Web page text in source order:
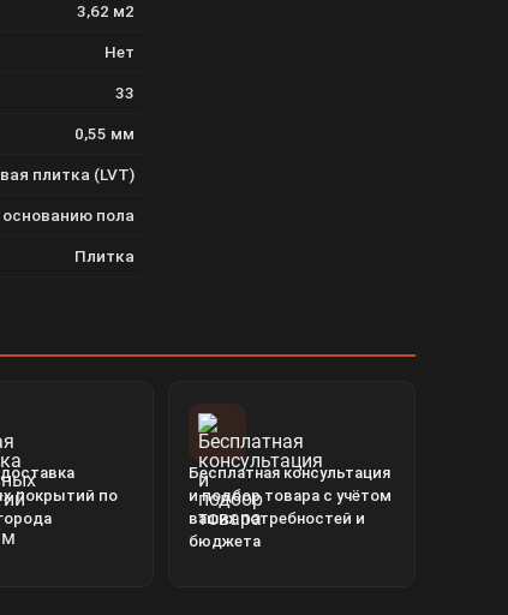
3,62 м2
Нет
33
0,55 мм
плитка (LVT)
основанию пола
Плитка
покрытий по
Бесплатная консультация
и подбор товара с учётом
ваших потребностей и
бюджета